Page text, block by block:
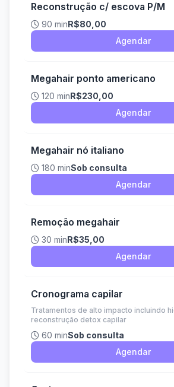
Reconstrução c/ escova P/M
90 minR$80,00
Agendar
Megahair ponto americano
120 minR$230,00
Agendar
Megahair nó italiano
180 minSob consulta
Agendar
Remoção megahair
30 minR$35,00
Agendar
Cronograma capilar
Tratamentos de alto impacto incluindo
reconstrução detox capilar
60 minSob consulta
Agendar